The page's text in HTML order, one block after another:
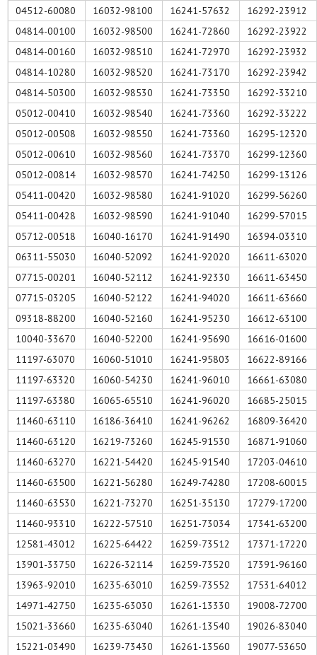
04512-60080
16032-98100 16241-57632
16292-23912
04814-00100
16032-98500 16241-72860
16292-23922
04814-00160
16032-98510 16241-72970
16292-23932
04814-10280
16032-98520 16241-73170
16292-23942
04814-50300
16032-98530 16241-73350
16292-33210
05012-00410
16032-98540 16241-73360
16292-33222
05012-00508
16032-98550 16241-73360
16295-12320
05012-00610
16032-98560 16241-73370
16299-12360
05012-00814
16032-98570 16241-74250
16299-13126
05411-00420
16032-98580 16241-91020
16299-56260
05411-00428
16032-98590 16241-91040
16299-57015
05712-00518
16040-16170 16241-91490
16394-03310
06311-55030
16040-52092 16241-92020
16611-63020
07715-00201
16040-52112 16241-92330
16611-63450
07715-03205
16040-52122 16241-94020
16611-63660
09318-88200
16040-52160 16241-95230
16612-63100
10040-33670
16040-52200 16241-95690
16616-01600
11197-63070
16060-51010 16241-95803
16622-89166
11197-63320
16060-54230 16241-96010
16661-63080
11197-63380
16065-65510 16241-96020
16685-25015
11460-63110
16186-36410 16241-96262
16809-36420
11460-63120
16219-73260 16245-91530
16871-91060
11460-63270
16221-54420 16245-91540
17203-04610
11460-63500
16221-56280 16249-74280
17208-60015
11460-63530
16221-73270 16251-35130
17279-17200
11460-93310
16222-57510 16251-73034
17341-63200
12581-43012
16225-64422 16259-73512
17371-17220
13901-33750
16226-32114 16259-73520
17391-96160
13963-92010
16235-63010 16259-73552
17531-64012
14971-42750
16235-63030 16261-13330
19008-72700
15021-33660
16235-63040 16261-13540
19026-83040
15221-03490
16239-73430 16261-13560 19077-53650